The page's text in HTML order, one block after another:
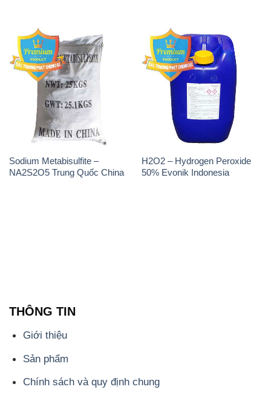
Sodium Metabisulfite –
NA2S2O5 Trung Quốc China
H2O2 – Hydrogen Peroxide
50% Evonik Indonesia
THÔNG TIN
Giới thiệu
Sản phẩm
Chính sách và quy định chung